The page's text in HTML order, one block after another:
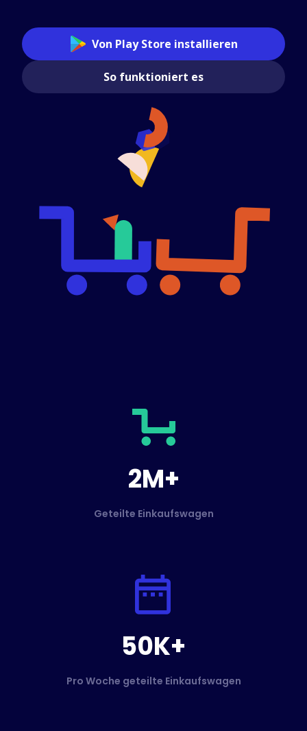
Von Play Store installieren
So funktioniert es
2M+
Geteilte Einkaufswagen
50K+
Pro Woche geteilte Einkaufswagen